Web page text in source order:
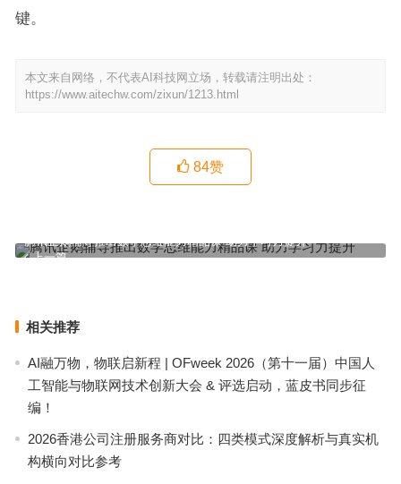
键。
本文来自网络，不代表AI科技网立场，转载请注明出处：
https://www.aitechw.com/zixun/1213.html
84赞
上一篇
腾讯企鹅辅导推出数学思维能力精品课 助力学习力提升
华夏邓白氏与微码邓白氏推出“外贸企业助力计划”
相关推荐
AI融万物，物联启新程 | OFweek 2026（第十一届）中国人
工智能与物联网技术创新大会 & 评选启动，蓝皮书同步征
编！
2026香港公司注册服务商对比：四类模式深度解析与真实机
构横向对比参考